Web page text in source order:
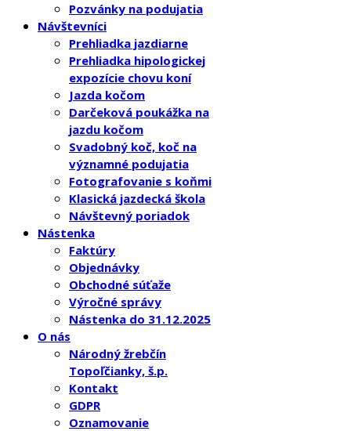
Pozvánky na podujatia
Návštevníci
Prehliadka jazdiarne
Prehliadka hipologickej
expozície chovu koní
Jazda kočom
Darčeková poukážka na
jazdu kočom
Svadobný koč, koč na
významné podujatia
Fotografovanie s koňmi
Klasická jazdecká škola
Návštevný poriadok
Nástenka
Faktúry
Objednávky
Obchodné súťaže
Výročné správy
Nástenka do 31.12.2025
O nás
Národný žrebčín
Topoľčianky, š.p.
Kontakt
GDPR
Oznamovanie